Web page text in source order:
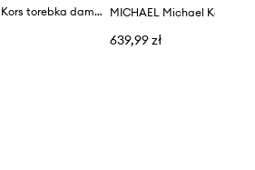
MICHAEL Michael Kors torebka damska skórzana
639,99 zł